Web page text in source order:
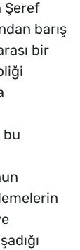
Şeref
barış
bir
bu